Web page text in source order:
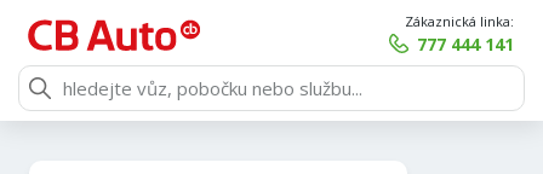
Zákaznická linka:
777 444 141